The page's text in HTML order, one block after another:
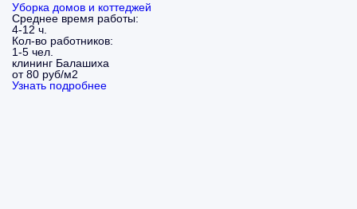
Уборка домов и коттеджей
Среднее время работы:
4-12 ч.
Кол-во работников:
1-5 чел.
клининг Балашиха
от 80 руб/м2
Узнать подробнее